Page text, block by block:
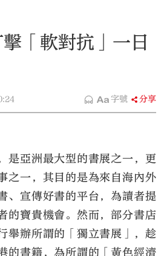
「軟對抗」一日
字號 分享
是亞洲最大型的書展之一，更
之一，其目的是為來自海內外
、宣傳好書的平台，為讀者提
的寶貴機會。然而，部分書店
舉辦所謂的「獨立書展」，趁
的書籍，為所謂的「黃色經濟